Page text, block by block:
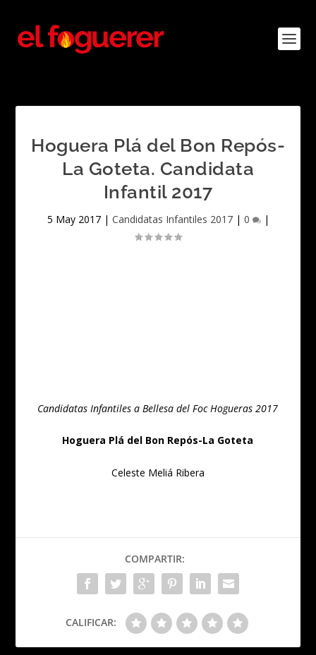
Hoguera Plá del Bon Repós-
La Goteta. Candidata
Infantil 2017
5 May 2017| Candidatas Infantiles 2017| 0 |
Candidatas Infantiles a Bellesa del Foc Hogueras 2017
Hoguera Plá del Bon Repós-La Goteta
Celeste Meliá Ribera
COMPARTIR:
CALIFICAR: